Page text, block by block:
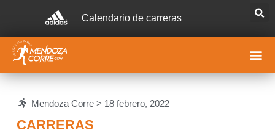
Calendario de carreras
Mendoza Corre > 18 febrero, 2022
CARRERAS